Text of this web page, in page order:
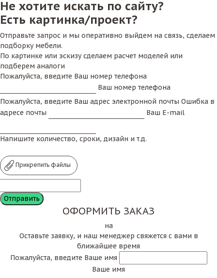
Не хотите искать по сайту?
Есть картинка/проект?
Отправьте запрос и мы оперативно выйдем на связь, сделаем
подборку мебели.
По картинке или эскизу сделаем расчет моделей или
подберем аналоги
Пожалуйста, введите Ваш номер телефона
Ваш номер телефона
Пожалуйста, введите Ваш адрес электронной почты Ошибка в
адресе почты
Ваш E-mail
Напишите количество, сроки, дизайн и т.д.
Прикрепить файлы
ОФОРМИТЬ ЗАКАЗ
на
Оставьте заявку, и наш менеджер свяжется с вами в
ближайшее время
Пожалуйста, введите Ваше имя
Ваше имя